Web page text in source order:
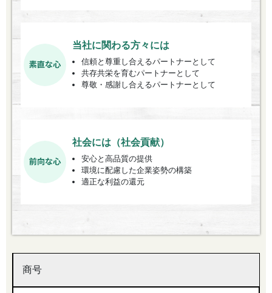
当社に関わる方々には
信頼と尊重し合えるパートナーとして
共存共栄を育むパートナーとして
尊敬・感謝し合えるパートナーとして
社会には（社会貢献）
安心と高品質の提供
環境に配慮した企業姿勢の構築
適正な利益の還元
商号